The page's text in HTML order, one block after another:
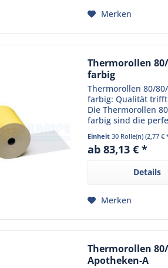
Merken
Thermorollen
farbig
Thermorollen 80/
farbig: Qualität
Die Thermorollen
farbig sind die
den Einsatz in
konzipiert und
Einheit30 Rolle(n)(2,77 €
ab 83,13 € *
Details
Merken
Thermorollen
Apotheken-A